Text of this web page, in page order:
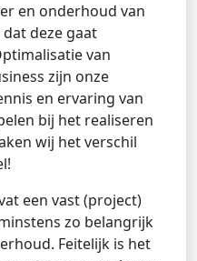
en onderhoud van
deze gaat
van
zijn onze
en ervaring van
bij het realiseren
wij het verschil
een vast (project)
zo belangrijk
Feitelijk is het